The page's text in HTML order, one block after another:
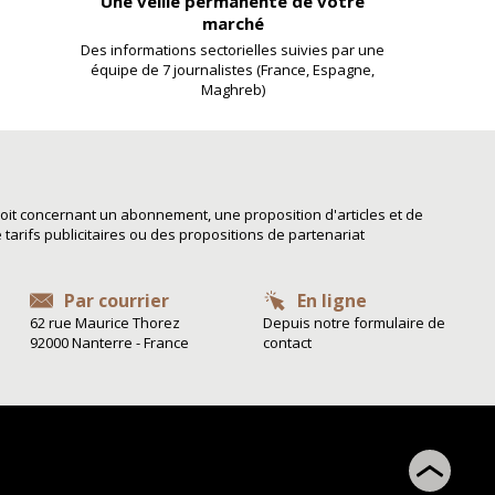
marché
Des informations sectorielles suivies par une
équipe de 7 journalistes (France, Espagne,
Maghreb)
concernant un abonnement, une proposition d'articles et de
publicitaires ou des propositions de partenariat
Par courrier
62 rue Maurice Thorez
92000 Nanterre - France
En ligne
Depuis notre formulaire de
contact